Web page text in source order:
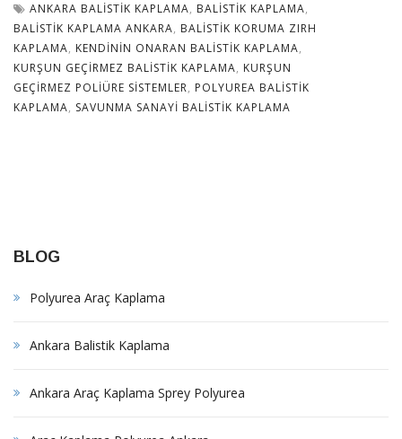
ANKARA BALISTIK KAPLAMA, BALISTIK KAPLAMA,
BALISTIK KAPLAMA ANKARA, BALISTIK KORUMA ZIRH
KAPLAMA, KENDININ ONARAN BALISTIK KAPLAMA,
KURŞUN GEÇIRMEZ BALISTIK KAPLAMA, KURŞUN
GEÇIRMEZ POLIÜRE SISTEMLER, POLYUREA BALISTIK
KAPLAMA, SAVUNMA SANAYI BALISTIK KAPLAMA
BLOG
Polyurea Araç Kaplama
Ankara Balistik Kaplama
Ankara Araç Kaplama Sprey Polyurea